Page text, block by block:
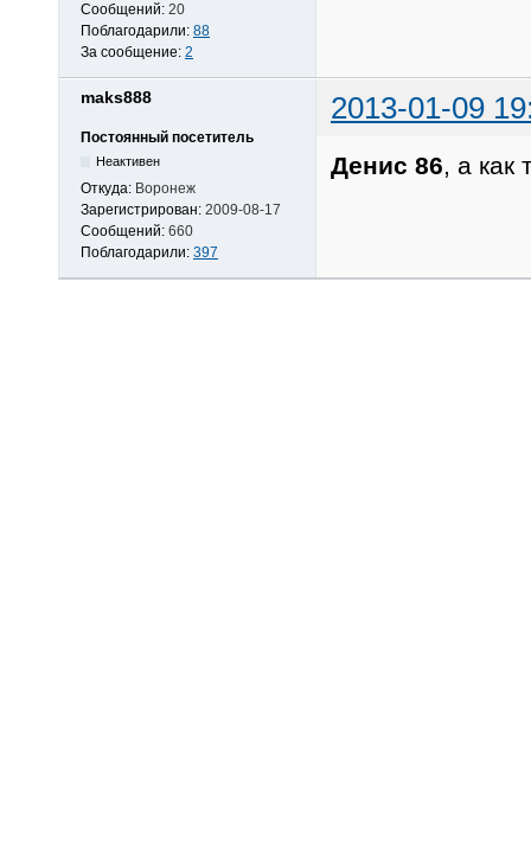
Сообщений: 20
Поблагодарили: 88
За сообщение: 2
maks888 2013-01-09
Постоянный посетитель
Неактивен
Откуда: Воронеж
Зарегистрирован: 2009-08-17
Сообщений: 660
Поблагодарили: 397
Денис 86, а как